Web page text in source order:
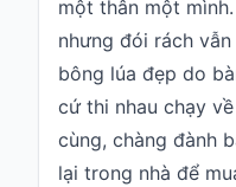
Giới
một thân một
nhưng đói rách
bông lúa đẹp do
cứ thi nhau chạy
cùng, chàng đành
lại trong nhà để